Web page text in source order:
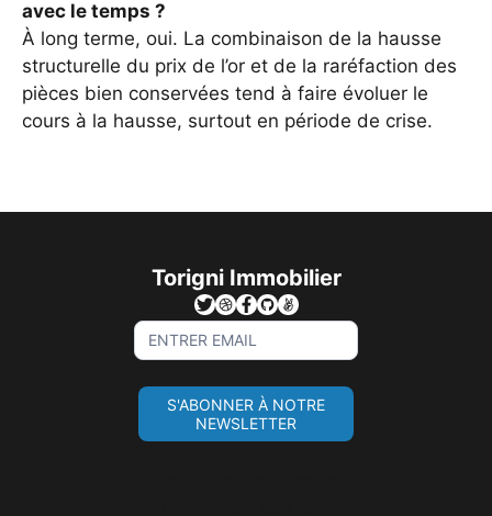
avec le temps ?
À long terme, oui. La combinaison de la hausse
structurelle du prix de l’or et de la raréfaction des
pièces bien conservées tend à faire évoluer le
cours à la hausse, surtout en période de crise.
Torigni Immobilier
Sign
Up
For
Newsletter
S'ABONNER À NOTRE
NEWSLETTER